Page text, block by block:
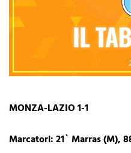
MONZA-LAZIO 1-1
Marcatori: 21` Marras (M),